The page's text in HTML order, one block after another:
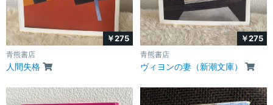
￥275
青熊書店
人間失格
￥275
青熊書店
ヴィヨンの妻（新潮文庫）